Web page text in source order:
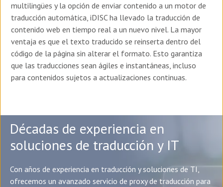
multilingües y la opción de enviar contenido a un motor de
traducción automática, iDISC ha llevado la traducción de
contenido web en tiempo real a un nuevo nivel. La mayor
ventaja es que el texto traducido se reinserta dentro del
código de la página sin alterar el formato. Esto garantiza
que las traducciones sean ágiles e instantáneas, incluso
para contenidos sujetos a actualizaciones continuas.
Décadas de experiencia en
soluciones de traducción y IT
Con años de experiencia en traducción y soluciones de TI,
ofrecemos un avanzado servicio de proxy de traducción para